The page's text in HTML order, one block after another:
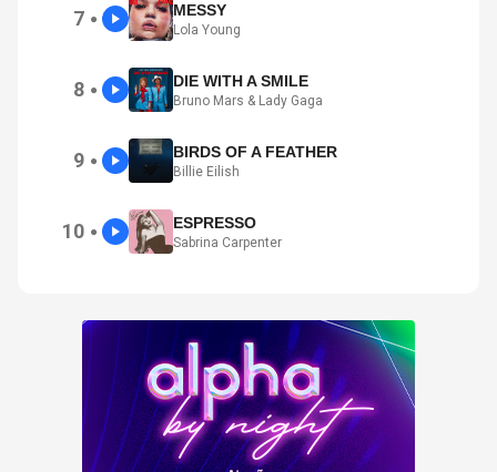
7 ● MESSY
Lola Young
8 ● DIE WITH A SMILE
Bruno Mars & Lady Gaga
9 ● BIRDS OF A FEATHER
Billie Eilish
10 ● ESPRESSO
Sabrina Carpenter